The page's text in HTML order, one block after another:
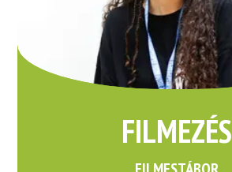
FILMEZÉS